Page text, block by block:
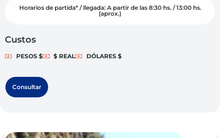
Horarios de partida* / llegada: A partir de las 8:30 hs. / 13:00 hs.
(aprox.)
Custos
PESOS $ $ REAL DÓLARES $
Consultar